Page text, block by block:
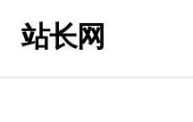
站长网